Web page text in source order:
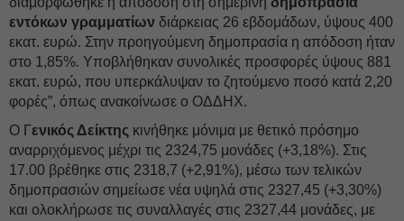
εντόκων γραμματίων διάρκειας 26 εβδομάδων, ύψους 400
εκατ. ευρώ. Στην προηγούμενη δημοπρασία η απόδοση ήταν
στο 1,85%. Υποβλήθηκαν συνολικές προσφορές ύψους 881
εκατ. ευρώ, που υπερκάλυψαν το ζητούμενο ποσό κατά 2,20
φορές”, όπως ανακοίνωσε ο ΟΔΔΗΧ.
Ο Γενικός Δείκτης κινήθηκε μόνιμα με θετικό πρόσημο
αναρριχόμενος μέχρι τις 2324,75 μονάδες (+3,18%). Στις
17.00 βρέθηκε στις 2318,7 (+2,91%), μέσω των τελικών
δημοπρασιών σημείωσε νέα υψηλά στις 2327,45 (+3,30%)
και ολοκλήρωσε τις συναλλαγές στις 2327,44 μονάδες, με